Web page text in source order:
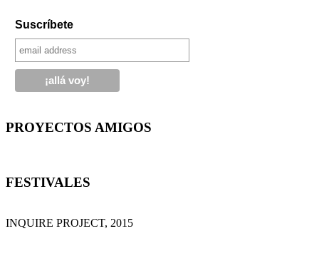
Suscríbete
PROYECTOS AMIGOS
FESTIVALES
INQUIRE PROJECT, 2015